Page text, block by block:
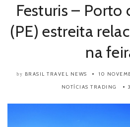
Festuris – Porto
(PE) estreita
na
by BRASIL TRAVEL NEWS 10
NOTÍCIAS TRADING